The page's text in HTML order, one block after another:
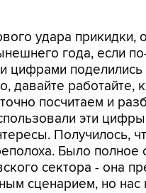
удара прикидки,
года, если
цифрами поделились
давайте работайте,
посчитаем и
эти
Получилось,
Было полное
сектора - она
сценарием, но нас